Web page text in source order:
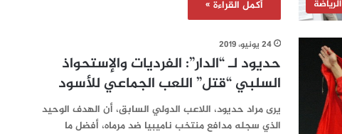
الرياضة
أكمل القراءة »
24 يونيو، 2019
حديود لـ “الدار”: الفرديات والإستحواذ
السلبي “قتل” اللعب الجماعي للأسود‎
يرى مراد حديود، اللاعب الدولي السابق، أن الهدف الوحيد
الذي سجله مدافع منتخب ناميبيا ضد مرماه، أفضل ما